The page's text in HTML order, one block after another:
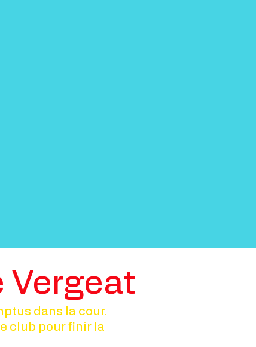
Vergeat
dans la cour.
club pour finir la